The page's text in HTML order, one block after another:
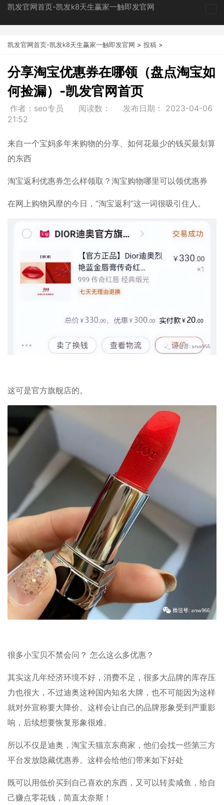
凯发官网首页-凯发k8天生赢家一触即发官网
凯发官网首页-凯发k8天生赢家一触即发官网 > 投稿 >
分享淘宝优惠券在哪领（盘点淘宝如
何捡漏）-凯发官网首页
作者：seo专员 阅读数： 发布日期： 2023-04-06
21:52
来自一个宝妈多年来购物的分享、如何花最少的钱买最划算
的东西
淘宝返利优惠券怎么样领取？淘宝购物哪里可以领优惠券
在网上购物风靡的今日，“淘宝返利”这一词很吸引住人。
这可是官方旗舰店的。
很多小宝贝不禁会问？ 怎么这么多优惠？
其实这几年经济环境不好，消费不足，很多大品牌的库存压
力也很大，不过迪奥这种国内知名大牌，也不可能因为这样
就对外宣称要大降价。这样会让自己的品牌形象受到严重影
响，后续想要恢复形象很难。
所以不仅是迪奥，淘宝天猫京东商家，他们会找一些第三方
平台发放隐藏优惠券。这样会给他们带来如下好处
既可以用低价买到自己喜欢的东西，又可以转卖咸鱼，给自
己赚点零花钱，简直太奈斯！